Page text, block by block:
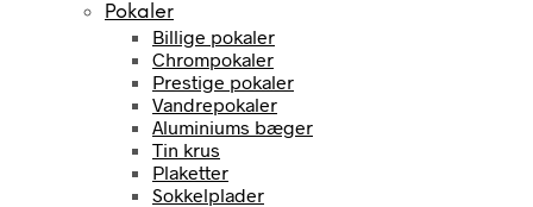
Pokaler
Billige pokaler
Chrompokaler
Prestige pokaler
Vandrepokaler
Aluminiums bæger
Tin krus
Plaketter
Sokkelplader